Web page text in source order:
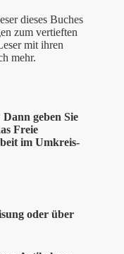
dieses Buches
zum vertieften
mit ihren
mehr.
geben Sie
Freie
im Umkreis-
oder über